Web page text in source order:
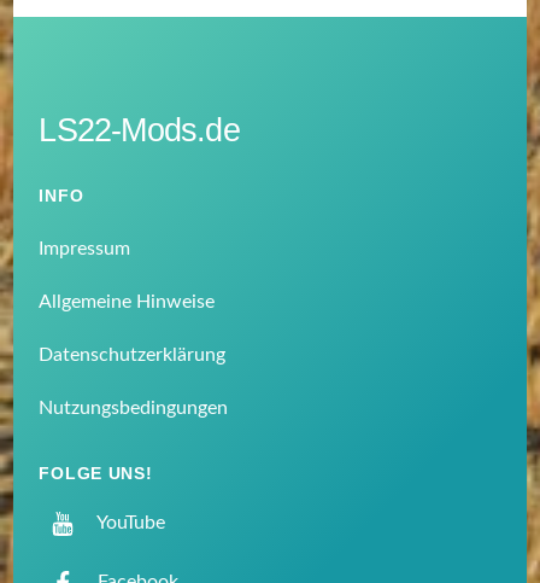
LS22-Mods.de
INFO
Impressum
Allgemeine Hinweise
Datenschutzerklärung
Nutzungsbedingungen
FOLGE UNS!
YouTube